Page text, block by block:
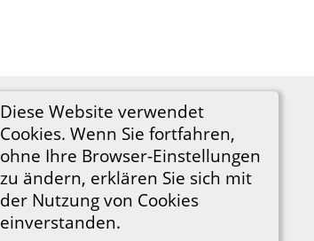
Diese Website verwendet
Cookies. Wenn Sie fortfahren,
ohne Ihre Browser-Einstellungen
zu ändern, erklären Sie sich mit
der Nutzung von Cookies
einverstanden.